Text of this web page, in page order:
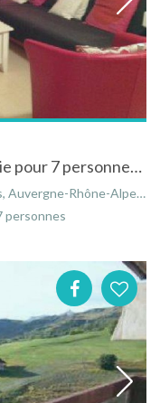
Appartement Le Corbier en Savoie pour 7 personnes avec vue piste, ski aux pieds
Rhône-Alpes, France
personnes